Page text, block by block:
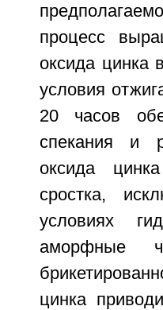
процесс
оксида
условия
20 часов
спекания и
оксида
сростка,
условиях
аморфные
цинка